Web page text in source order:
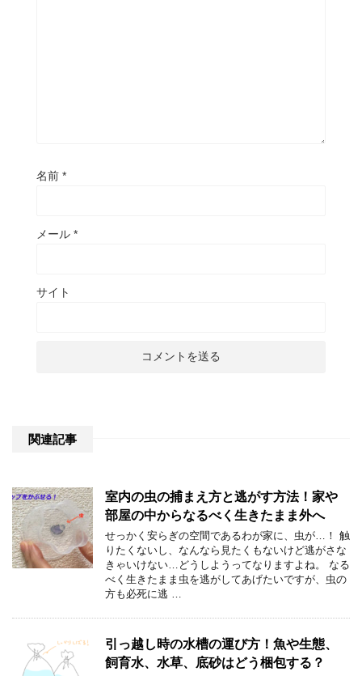
名前 *
メール *
サイト
関連記事
室内の虫の捕まえ方と逃がす方法！家や
部屋の中からなるべく生きたまま外へ
せっかく安らぎの空間であるわが家に、虫が…！ 触
りたくないし、なんなら見たくもないけど逃がさな
きゃいけない…どうしようってなりますよね。 なる
べく生きたまま虫を逃がしてあげたいですが、虫の
方も必死に逃 …
引っ越し時の水槽の運び方！魚や生態、
飼育水、水草、底砂はどう梱包する？